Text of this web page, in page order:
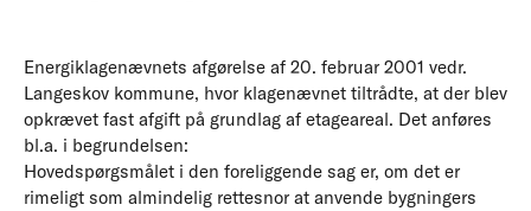
Energiklagenævnets afgørelse af 20. februar 2001 vedr.
Langeskov kommune, hvor klagenævnet tiltrådte, at der blev
opkrævet fast afgift på grundlag af etageareal. Det anføres
bl.a. i begrundelsen:
Hovedspørgsmålet i den foreliggende sag er, om det er
rimeligt som almindelig rettesnor at anvende bygningers